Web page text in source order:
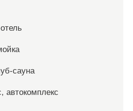
сауна
автокомплекс